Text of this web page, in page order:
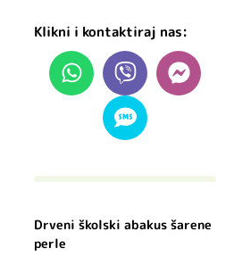
Klikni i kontaktiraj nas:
Drveni školski abakus šarene
perle